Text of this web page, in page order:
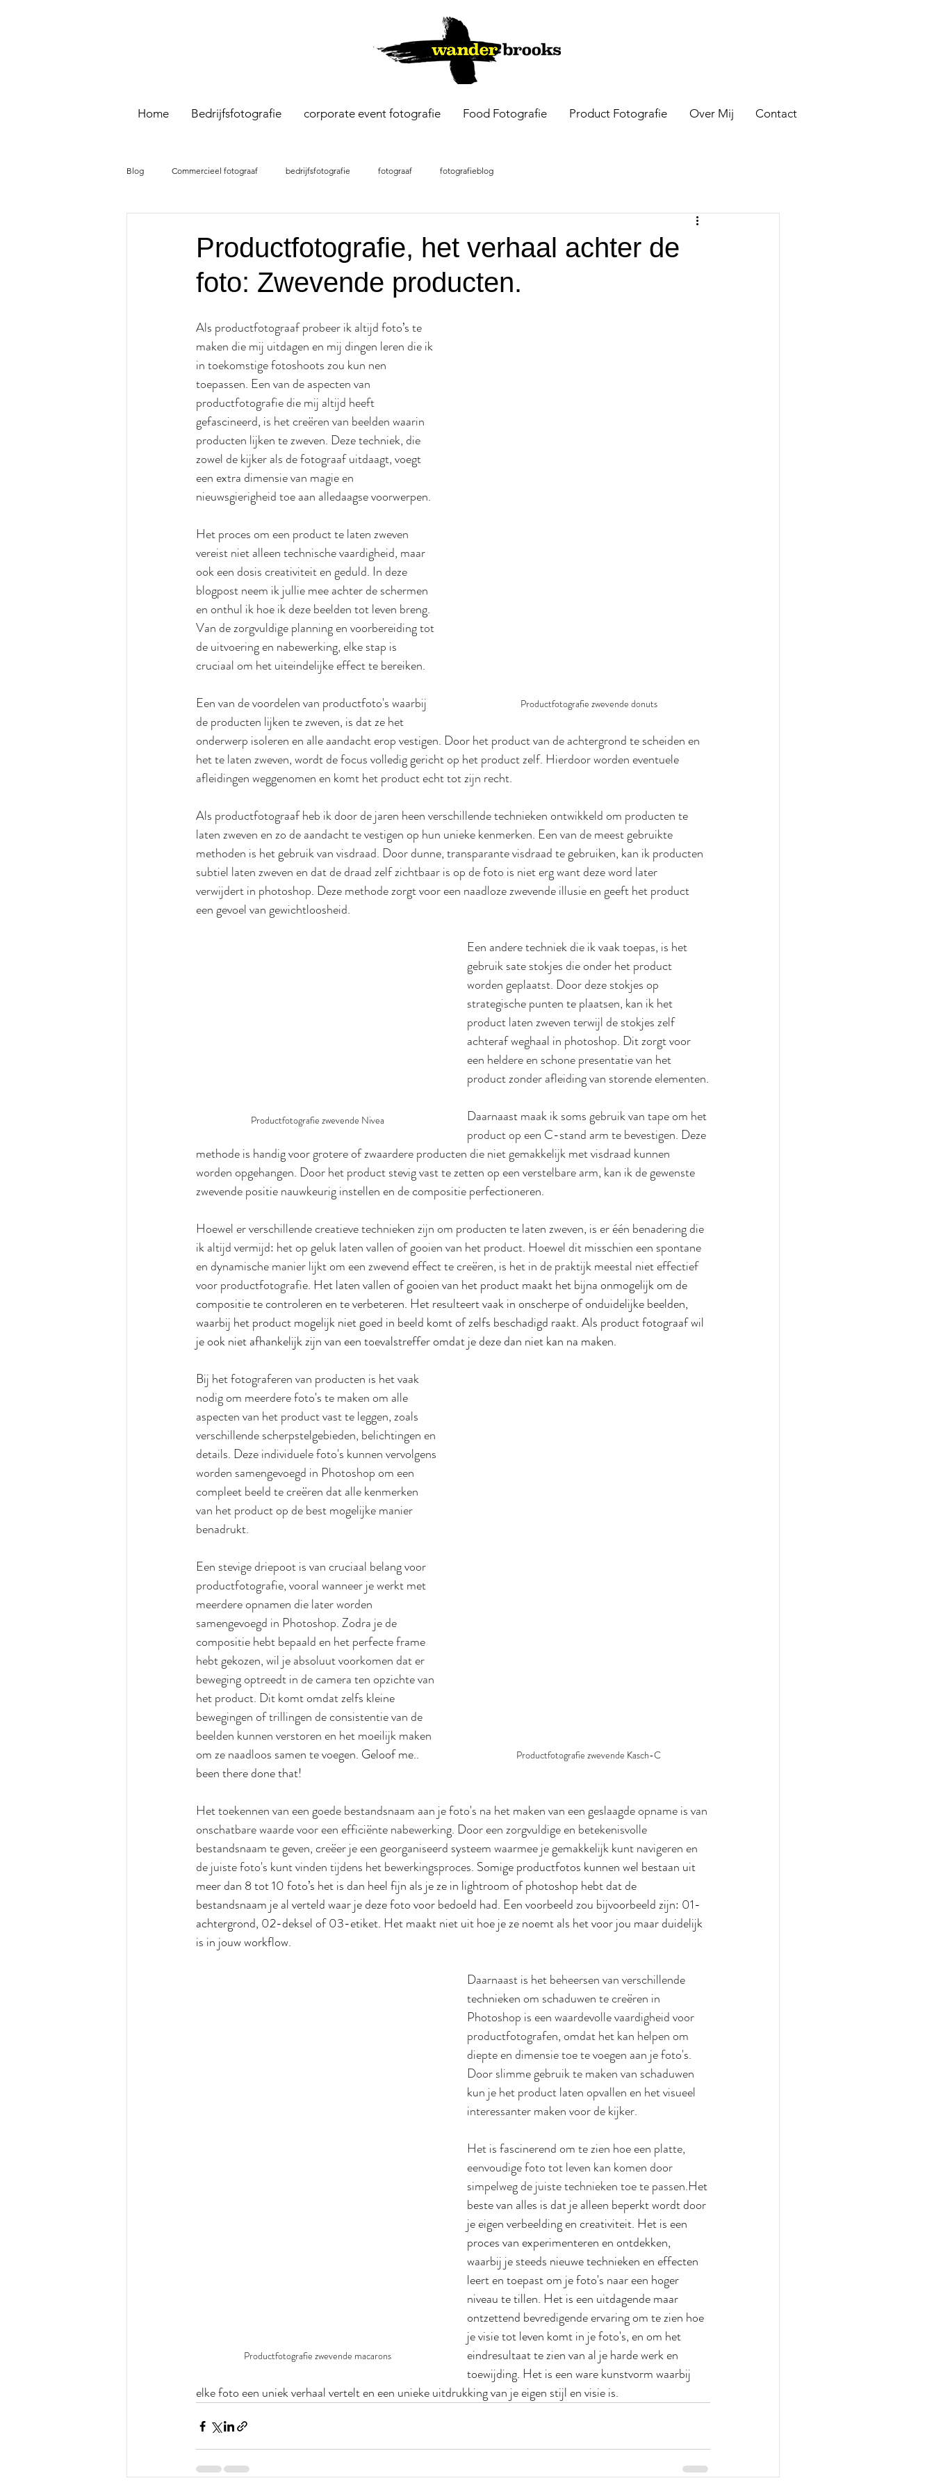
Home Bedrijfsfotografie corporate event fotografie Food Fotografie Product Fotografie Over Mij Contact
Blog Commercieel fotograaf bedrijfsfotografie fotograaf fotografieblog
Productfotografie, het verhaal achter de
foto: Zwevende producten.
Productfotografie zwevende donuts
Als productfotograaf probeer ik altijd foto’s te
maken die mij uitdagen en mij dingen leren die ik
in toekomstige fotoshoots zou kun nen
toepassen. Een van de aspecten van
productfotografie die mij altijd heeft
gefascineerd, is het creëren van beelden waarin
producten lijken te zweven. Deze techniek, die
zowel de kijker als de fotograaf uitdaagt, voegt
een extra dimensie van magie en
nieuwsgierigheid toe aan alledaagse voorwerpen.
Het proces om een product te laten zweven
vereist niet alleen technische vaardigheid, maar
ook een dosis creativiteit en geduld. In deze
blogpost neem ik jullie mee achter de schermen
en onthul ik hoe ik deze beelden tot leven breng.
Van de zorgvuldige planning en voorbereiding tot
de uitvoering en nabewerking, elke stap is
cruciaal om het uiteindelijke effect te bereiken.
Een van de voordelen van productfoto's waarbij
de producten lijken te zweven, is dat ze het
onderwerp isoleren en alle aandacht erop vestigen. Door het product van de achtergrond te scheiden en
het te laten zweven, wordt de focus volledig gericht op het product zelf. Hierdoor worden eventuele
afleidingen weggenomen en komt het product echt tot zijn recht.
Als productfotograaf heb ik door de jaren heen verschillende technieken ontwikkeld om producten te
laten zweven en zo de aandacht te vestigen op hun unieke kenmerken. Een van de meest gebruikte
methoden is het gebruik van visdraad. Door dunne, transparante visdraad te gebruiken, kan ik producten
subtiel laten zweven en dat de draad zelf zichtbaar is op de foto is niet erg want deze word later
verwijdert in photoshop. Deze methode zorgt voor een naadloze zwevende illusie en geeft het product
een gevoel van gewichtloosheid.
Productfotografie zwevende Nivea
Een andere techniek die ik vaak toepas, is het
gebruik sate stokjes die onder het product
worden geplaatst. Door deze stokjes op
strategische punten te plaatsen, kan ik het
product laten zweven terwijl de stokjes zelf
achteraf weghaal in photoshop. Dit zorgt voor
een heldere en schone presentatie van het
product zonder afleiding van storende elementen.
Daarnaast maak ik soms gebruik van tape om het
product op een C-stand arm te bevestigen. Deze
methode is handig voor grotere of zwaardere producten die niet gemakkelijk met visdraad kunnen
worden opgehangen. Door het product stevig vast te zetten op een verstelbare arm, kan ik de gewenste
zwevende positie nauwkeurig instellen en de compositie perfectioneren.
Hoewel er verschillende creatieve technieken zijn om producten te laten zweven, is er één benadering die
ik altijd vermijd: het op geluk laten vallen of gooien van het product. Hoewel dit misschien een spontane
en dynamische manier lijkt om een zwevend effect te creëren, is het in de praktijk meestal niet effectief
voor productfotografie. Het laten vallen of gooien van het product maakt het bijna onmogelijk om de
compositie te controleren en te verbeteren. Het resulteert vaak in onscherpe of onduidelijke beelden,
waarbij het product mogelijk niet goed in beeld komt of zelfs beschadigd raakt. Als product fotograaf wil
je ook niet afhankelijk zijn van een toevalstreffer omdat je deze dan niet kan na maken.
Productfotografie zwevende Kasch-C
Bij het fotograferen van producten is het vaak
nodig om meerdere foto's te maken om alle
aspecten van het product vast te leggen, zoals
verschillende scherpstelgebieden, belichtingen en
details. Deze individuele foto's kunnen vervolgens
worden samengevoegd in Photoshop om een ​​
compleet beeld te creëren dat alle kenmerken
van het product op de best mogelijke manier
benadrukt.
Een stevige driepoot is van cruciaal belang voor
productfotografie, vooral wanneer je werkt met
meerdere opnamen die later worden
samengevoegd in Photoshop. Zodra je de
compositie hebt bepaald en het perfecte frame
hebt gekozen, wil je absoluut voorkomen dat er
beweging optreedt in de camera ten opzichte van
het product. Dit komt omdat zelfs kleine
bewegingen of trillingen de consistentie van de
beelden kunnen verstoren en het moeilijk maken
om ze naadloos samen te voegen. Geloof me..
been there done that!
Het toekennen van een goede bestandsnaam aan je foto's na het maken van een geslaagde opname is van
onschatbare waarde voor een efficiënte nabewerking. Door een zorgvuldige en betekenisvolle
bestandsnaam te geven, creëer je een georganiseerd systeem waarmee je gemakkelijk kunt navigeren en
de juiste foto's kunt vinden tijdens het bewerkingsproces. Somige productfotos kunnen wel bestaan uit
meer dan 8 tot 10 foto’s het is dan heel fijn als je ze in lightroom of photoshop hebt dat de
bestandsnaam je al verteld waar je deze foto voor bedoeld had. Een voorbeeld zou bijvoorbeeld zijn: 01-
achtergrond, 02-deksel of 03-etiket. Het maakt niet uit hoe je ze noemt als het voor jou maar duidelijk
is in jouw workflow.
Productfotografie zwevende macarons
Daarnaast is het beheersen van verschillende
technieken om schaduwen te creëren in
Photoshop is een waardevolle vaardigheid voor
productfotografen, omdat het kan helpen om
diepte en dimensie toe te voegen aan je foto's.
Door slimme gebruik te maken van schaduwen
kun je het product laten opvallen en het visueel
interessanter maken voor de kijker.
Het is fascinerend om te zien hoe een platte,
eenvoudige foto tot leven kan komen door
simpelweg de juiste technieken toe te passen.Het
beste van alles is dat je alleen beperkt wordt door
je eigen verbeelding en creativiteit. Het is een
proces van experimenteren en ontdekken,
waarbij je steeds nieuwe technieken en effecten
leert en toepast om je foto's naar een hoger
niveau te tillen. Het is een uitdagende maar
ontzettend bevredigende ervaring om te zien hoe
je visie tot leven komt in je foto's, en om het
eindresultaat te zien van al je harde werk en
toewijding. Het is een ware kunstvorm waarbij
elke foto een uniek verhaal vertelt en een unieke uitdrukking van je eigen stijl en visie is.